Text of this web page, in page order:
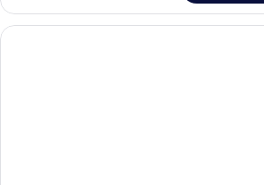
Double
Room